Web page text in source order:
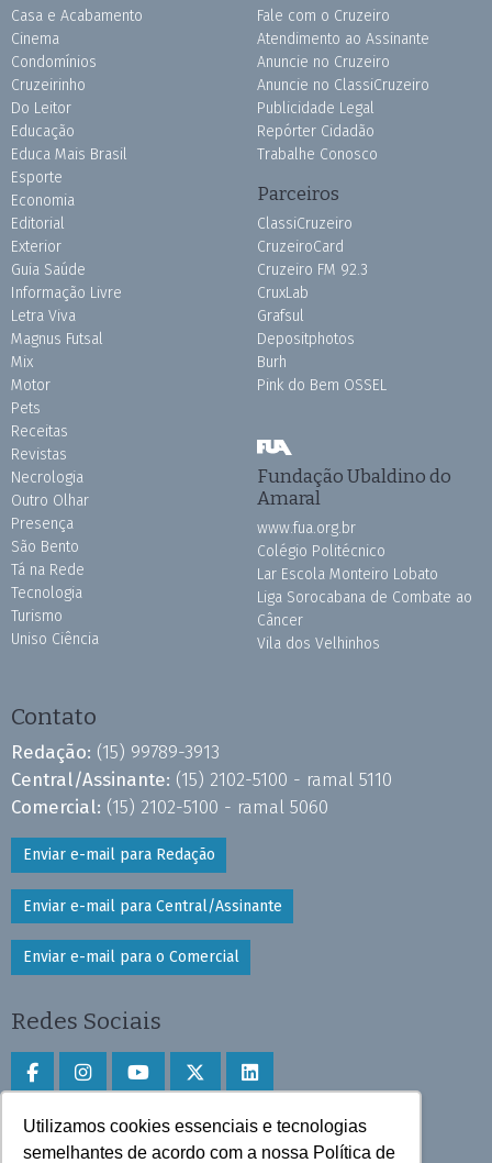
Utilizamos cookies essenciais e tecnologias
semelhantes de acordo com a nossa Política de
Casa e Acabamento
Cinema
Condomínios
Cruzeirinho
Do Leitor
Educação
Educa Mais Brasil
Esporte
Economia
Editorial
Exterior
Guia Saúde
Informação Livre
Letra Viva
Magnus Futsal
Mix
Motor
Pets
Receitas
Revistas
Necrologia
Outro Olhar
Presença
São Bento
Tá na Rede
Tecnologia
Turismo
Uniso Ciência
Fale com o Cruzeiro
Atendimento ao Assinante
Anuncie no Cruzeiro
Anuncie no ClassiCruzeiro
Publicidade Legal
Repórter Cidadão
Trabalhe Conosco
Parceiros
ClassiCruzeiro
CruzeiroCard
Cruzeiro FM 92.3
CruxLab
Grafsul
Depositphotos
Burh
Pink do Bem OSSEL
Fundação Ubaldino do
Amaral
www.fua.org.br
Colégio Politécnico
Lar Escola Monteiro Lobato
Liga Sorocabana de Combate ao
Câncer
Vila dos Velhinhos
Contato
Redação: (15) 99789-3913
Central/Assinante: (15) 2102-5100 - ramal 5110
Comercial: (15) 2102-5100 - ramal 5060
Enviar e-mail para Redação
Enviar e-mail para Central/Assinante
Enviar e-mail para o Comercial
Redes Sociais
Faça download do aplicativo